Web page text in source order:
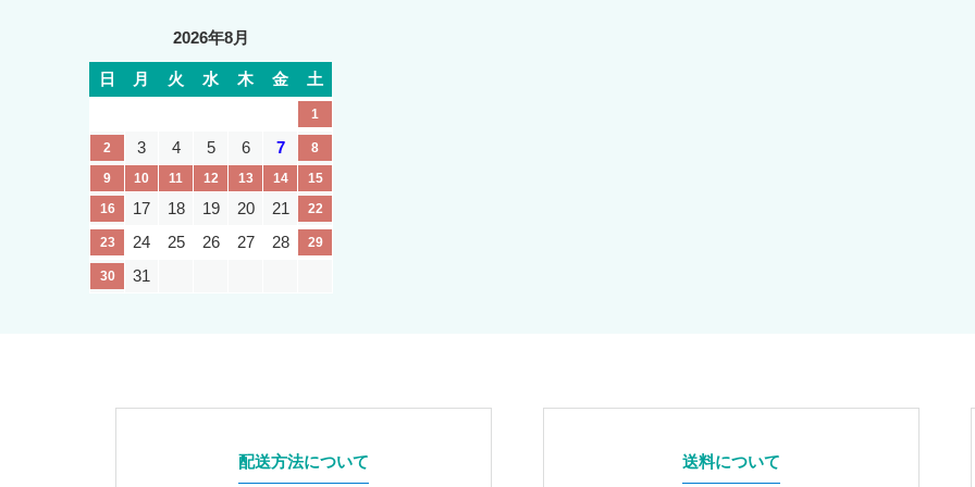
2026年8月
日 月 火 水 木 金 土
1
2 3 4 5 6 7
8
9
10 11 12 13 14
15
16
17 18 19 20 21 22
23 24 25 26 27 28 29
30 31
配送方法について 送料について